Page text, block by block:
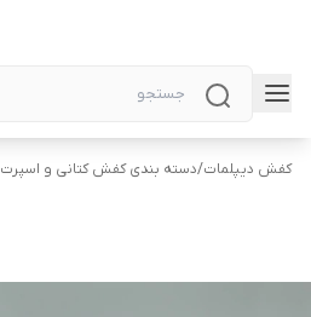
کفش دیپلمات/دسته بندی کفش کتانی و اسپرت